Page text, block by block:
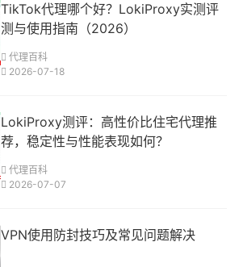
TikTok代理哪个好？LokiProxy实测评
测与使用指南（2026）
代理百科
2026-07-18
LokiProxy测评：高性价比住宅代理推
荐，稳定性与性能表现如何？
代理百科
2026-07-07
VPN使用防封技巧及常见问题解决